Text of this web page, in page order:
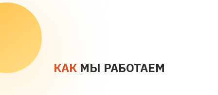
КАК МЫ РАБОТАЕМ